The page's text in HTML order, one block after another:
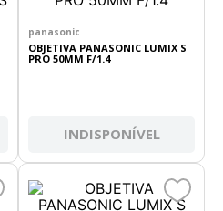
panasonic
OBJETIVA PANASONIC LUMIX S
PRO 50MM F/1.4
INDISPONÍVEL